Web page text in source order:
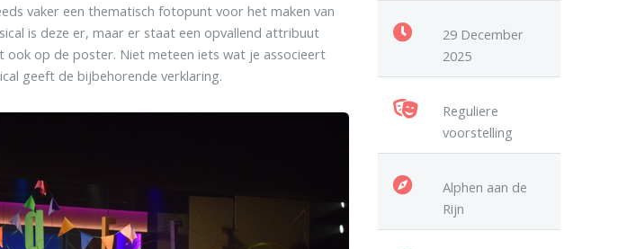
vaker een thematisch fotopunt voor het maken van
is deze er, maar er staat een opvallend attribuut
op de poster. Niet meteen iets wat je associeert
geeft de bijbehorende verklaring.
29 December
2025
Reguliere
voorstelling
Alphen aan de
Rijn